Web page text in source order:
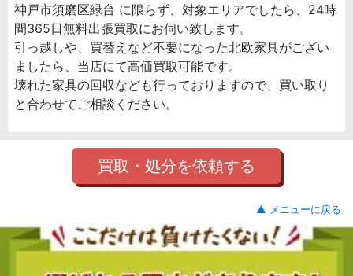
神戸市須磨区緑台 に限らず、対象エリアでしたら、24時
間365日無料出張買取にお伺い致します。
引っ越しや、買替えなど不要になった北欧家具がござい
ましたら、当店にて高価買取可能です。
壊れた家具の回収なども行っておりますので、買い取り
と合わせてご相談ください。
買取・処分を依頼する
▲ メニューに戻る